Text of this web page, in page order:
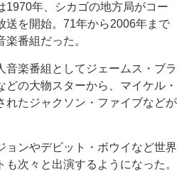
年、シカゴの地方局がコー
送を開始。71年から2006年まで
番組だった。
楽番組としてジェームス・ブラ
どの大物スターから、マイケル・
れたジャクソン・ファイブなどが
ンやデビット・ボウイなど世界
次々と出演するようになった。